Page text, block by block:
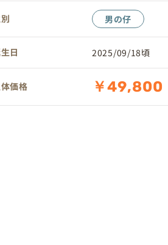
男の仔
日 2025/09/18頃
価格 ￥49,800